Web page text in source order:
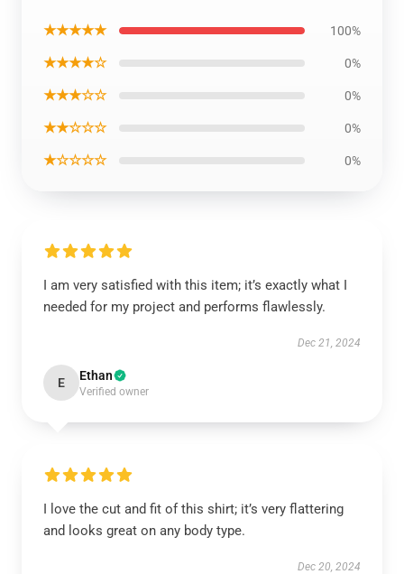
★★★★★ 100%
★★★★☆ 0%
★★★☆☆ 0%
★★☆☆☆ 0%
★☆☆☆☆ 0%
I am very satisfied with this item; it’s exactly what I
needed for my project and performs flawlessly.
Dec 21, 2024
E Ethan
Verified owner
I love the cut and fit of this shirt; it’s very flattering
and looks great on any body type.
Dec 20, 2024